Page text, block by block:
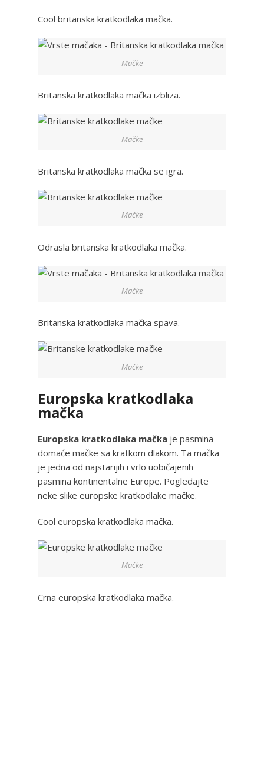
Cool britanska kratkodlaka mačka.
Mačke
Britanska kratkodlaka mačka izbliza.
Mačke
Britanska kratkodlaka mačka se igra.
Mačke
Odrasla britanska kratkodlaka mačka.
Mačke
Britanska kratkodlaka mačka spava.
Mačke
Europska kratkodlaka
mačka
Europska kratkodlaka mačka je pasmina
domaće mačke sa kratkom dlakom. Ta mačka
je jedna od najstarijih i vrlo uobičajenih
pasmina kontinentalne Europe. Pogledajte
neke slike europske kratkodlake mačke.
Cool europska kratkodlaka mačka.
Mačke
Crna europska kratkodlaka mačka.